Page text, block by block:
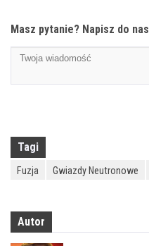
Masz pytanie? Napisz do nas
Tagi
Fuzja Gwiazdy Neutronowe
Autor